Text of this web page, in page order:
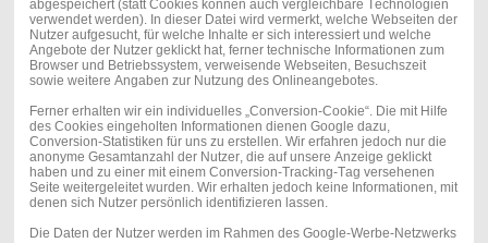
abgespeichert (statt Cookies können auch vergleichbare Technologien
verwendet werden). In dieser Datei wird vermerkt, welche Webseiten der
Nutzer aufgesucht, für welche Inhalte er sich interessiert und welche
Angebote der Nutzer geklickt hat, ferner technische Informationen zum
Browser und Betriebssystem, verweisende Webseiten, Besuchszeit
sowie weitere Angaben zur Nutzung des Onlineangebotes.
Ferner erhalten wir ein individuelles „Conversion-Cookie“. Die mit Hilfe
des Cookies eingeholten Informationen dienen Google dazu,
Conversion-Statistiken für uns zu erstellen. Wir erfahren jedoch nur die
anonyme Gesamtanzahl der Nutzer, die auf unsere Anzeige geklickt
haben und zu einer mit einem Conversion-Tracking-Tag versehenen
Seite weitergeleitet wurden. Wir erhalten jedoch keine Informationen, mit
denen sich Nutzer persönlich identifizieren lassen.
Die Daten der Nutzer werden im Rahmen des Google-Werbe-Netzwerks